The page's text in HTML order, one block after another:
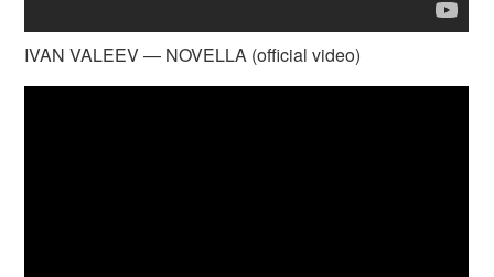
IVAN VALEEV — NOVELLA (official video)